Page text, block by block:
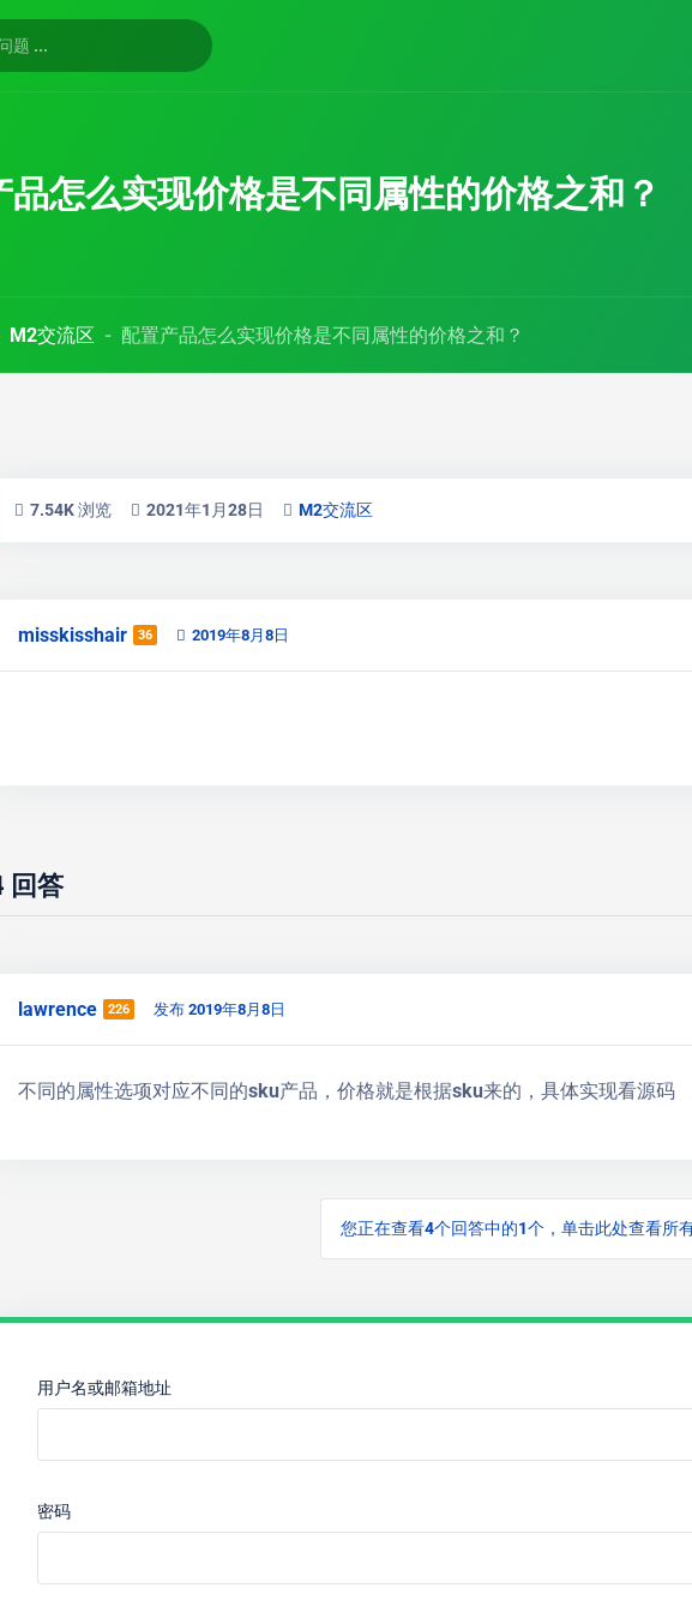
品怎么实现价格是不同属性的价格之和？
M2交流区 配置产品怎么实现价格是不同属性的价格之和？
7.54K 浏览 2021年1月28日 M2交流区
misskisshair 36 2019年8月8日
回答
lawrence 226 发布 2019年8月8日
不同的属性选项对应不同的sku产品，价格就是根据sku来的，具体实现看源码
您正在查看4个回答中的1个，单击此处查看所
用户名或邮箱地址
密码